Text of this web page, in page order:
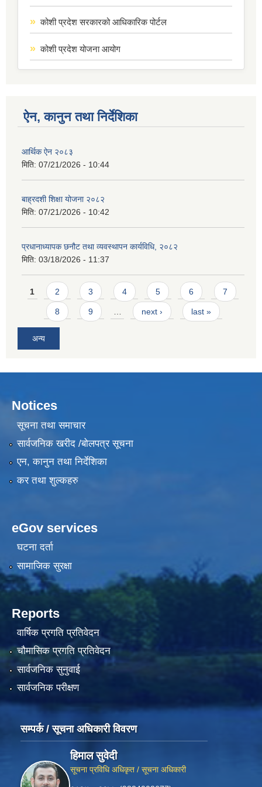
कोशी प्रदेश सरकारको आधिकारिक पोर्टल
कोशी प्रदेश योजना आयोग
ऐन, कानुन तथा निर्देशिका
आर्थिक ऐन २०८३
मिति: 07/21/2026 - 10:44
बाह्रदशी शिक्षा योजना २०८२
मिति: 07/21/2026 - 10:42
प्रधानाध्यापक छनौट तथा व्यवस्थापन कार्यविधि, २०८२
मिति: 03/18/2026 - 11:37
Pages
1 2 3 4 5 6 7
8 9 next › last »
अन्य
Notices
सूचना तथा समाचार
सार्वजनिक खरीद /बोलपत्र सूचना
एन, कानुन तथा निर्देशिका
कर तथा शुल्कहरु
eGov services
घटना दर्ता
सामाजिक सुरक्षा
Reports
वार्षिक प्रगति प्रतिवेदन
चौमासिक प्रगति प्रतिवेदन
सार्वजनिक सुनुवाई
सार्वजनिक परीक्षण
सम्पर्क / सूचना अधिकारी विवरण
हिमाल सुवेदी
सूचना प्रविधि अधिकृत / सूचना अधिकारी